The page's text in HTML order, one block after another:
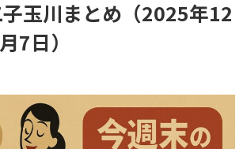
玉川まとめ（2025年12
7日）